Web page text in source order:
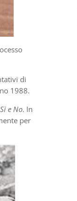
di
1988.
Sì e No. In
per